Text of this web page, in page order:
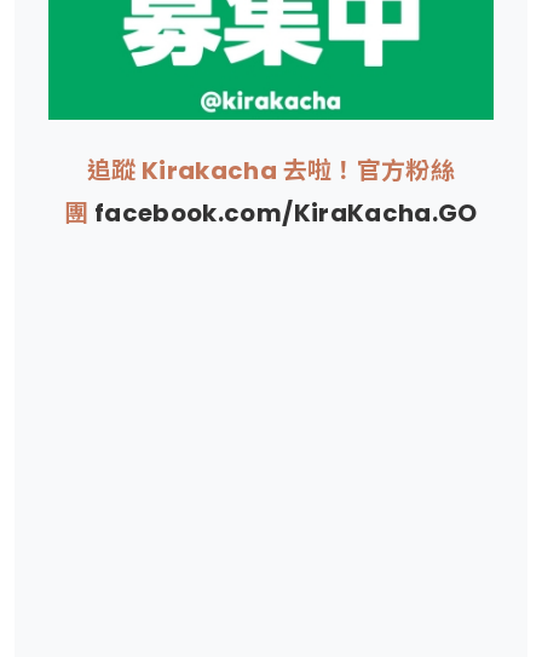
追蹤 Kirakacha 去啦！官方粉絲
團 facebook.com/KiraKacha.GO